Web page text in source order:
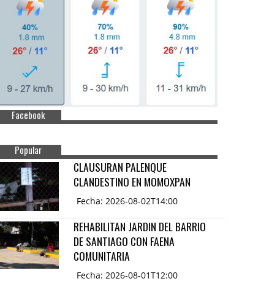
Facebook
Popular
CLAUSURAN PALENQUE
CLANDESTINO EN MOMOXPAN
Fecha: 2026-08-02T14:00
REHABILITAN JARDIN DEL BARRIO
DE SANTIAGO CON FAENA
COMUNITARIA
Fecha: 2026-08-01T12:00